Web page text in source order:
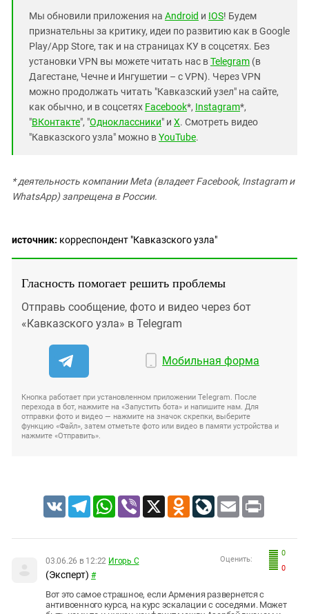
Мы обновили приложения на Android и IOS! Будем
признательны за критику, идеи по развитию как в Google
Play/App Store, так и на страницах КУ в соцсетях. Без
установки VPN вы можете читать нас вTelegram (в
Дагестане, Чечне и Ингушетии – с VPN). Через VPN
можно продолжать читать "Кавказский узел" на сайте,
как обычно, и в соцсетях Facebook*, Instagram*,
"ВКонтакте", "Одноклассники" и X. Смотреть видео
"Кавказского узла" можно вYouTube.
* деятельность компании Meta (владеет Facebook, Instagram и
WhatsApp) запрещена в России.
источник: корреспондент "Кавказского узла"
Гласность помогает решить проблемы
Отправь сообщение, фото и видео через бот
«Кавказского узла» в Telegram
Мобильная форма
Кнопка работает при установленном приложении Telegram. После
перехода в бот, нажмите на «Запустить бота» и напишите нам. Для
отправки фото и видео — нажмите на значок скрепки, выберите
функцию «Файл», затем отметьте фото или видео в памяти устройства и
нажмите «Отправить».
VK TelegramWhatsApp
Viber X Odnoklassniki
LiveJournal
Email Print
0
0
Оценить:
03.06.26 в 12:22 Игорь С
(Эксперт) #
Вот это самое страшное, если Армения развернется с
антивоенного курса, на курс эскалации с соседями. Может